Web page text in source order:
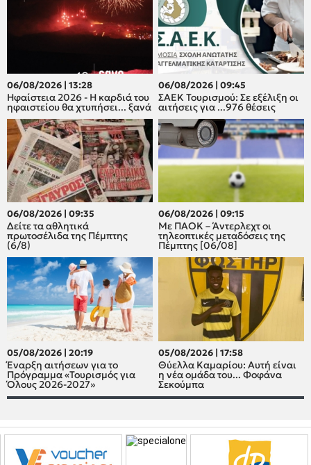
06/08/2026 | 13:28
Ηφαίστεια 2026 - Η καρδιά του
ηφαιστείου θα χτυπήσει... ξανά
06/08/2026 | 09:45
ΣΑΕΚ Τουρισμού: Σε εξέλιξη οι
αιτήσεις για ...976 θέσεις
06/08/2026 | 09:35
Δείτε τα αθλητικά
πρωτοσέλιδα της Πέμπτης
(6/8)
06/08/2026 | 09:15
Με ΠΑΟΚ – Άντερλεχτ οι
τηλεοπτικές μεταδόσεις της
Πέμπτης [06/08]
05/08/2026 | 20:19
Έναρξη αιτήσεων για το
Πρόγραμμα «Τουρισμός για
Όλους 2026-2027»
05/08/2026 | 17:58
Θύελλα Καμαρίου: Αυτή είναι
η νέα ομάδα του... Φοφάνα
Σεκούμπα